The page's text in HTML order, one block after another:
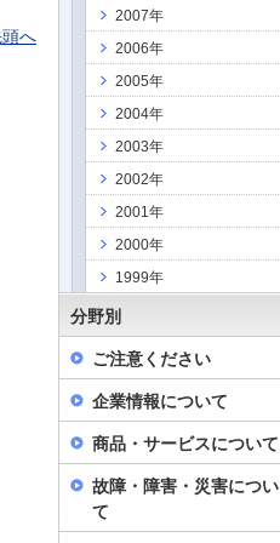
へ
2007年
2006年
2005年
2004年
2003年
2002年
2001年
2000年
1999年
分野別
ご注意ください
企業情報について
商品・サービスについて
故障・障害・災害につい
て